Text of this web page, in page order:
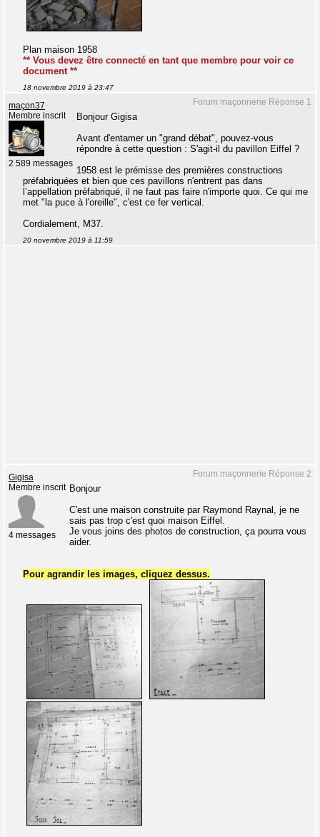
Plan maison 1958
** Vous devez être connecté en tant que membre pour voir ce
document **
18 novembre 2019 à 23:47
Forum maçonnerie Réponse 1
maçon37
Membre inscrit
2 589 messages
Bonjour Gigisa
Avant d'entamer un "grand débat", pouvez-vous
répondre à cette question : S'agit-il du pavillon Eiffel ?
1958 est le prémisse des premières constructions
préfabriquées et bien que ces pavillons n'entrent pas dans
l’appellation préfabriqué, il ne faut pas faire n'importe quoi. Ce qui me
met "la puce à l'oreille", c'est ce fer vertical.
Cordialement, M37.
20 novembre 2019 à 11:59
Forum maçonnerie Réponse 2
Gigisa
Membre inscrit
4 messages
Bonjour
C'est une maison construite par Raymond Raynal, je ne
sais pas trop c'est quoi maison Eiffel.
Je vous joins des photos de construction, ça pourra vous
aider.
Pour agrandir les images, cliquez dessus.